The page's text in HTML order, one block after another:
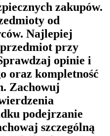
zakupów.
od
Najlepiej
przy
opinie i
oraz kompletność
Zachowuj
podejrzanie
szczególną